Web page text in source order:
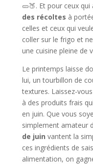
🥒🍑. Et pour ceux
des récoltes à
celles et ceux qui
coller sur le frigo et
une cuisine pleine de
Le printemps laisse
lui, un tourbillon de
textures. Laissez-
à des produits frais
en juin. Que vous
simplement amateur
de juin vantent la
ces ingrédients de
alimentation, on